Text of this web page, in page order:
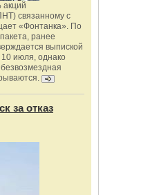
акций
связанному с
«Фонтанка». По
ранее
выпиской
июля, однако
за отказ